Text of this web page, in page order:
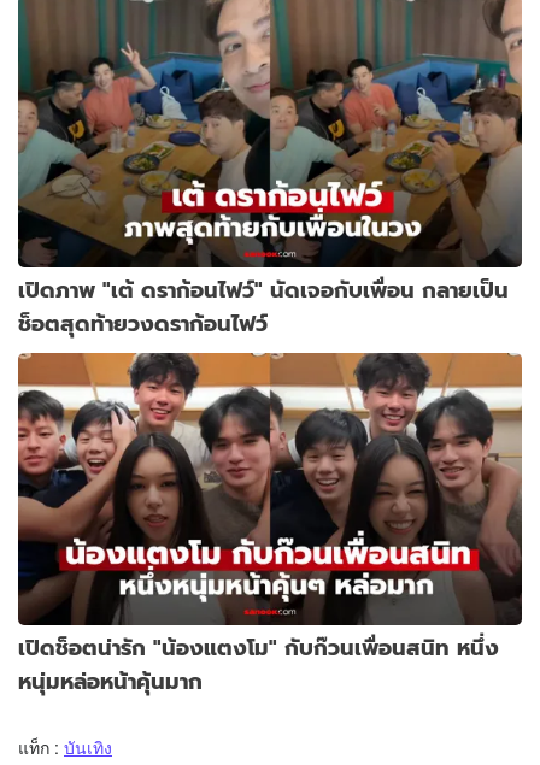
เปิดภาพ "เต้ ดราก้อนไฟว์" นัดเจอกับเพื่อน กลายเป็น
ช็อตสุดท้ายวงดราก้อนไฟว์
เปิดช็อตน่ารัก "น้องแตงโม" กับก๊วนเพื่อนสนิท หนึ่ง
หนุ่มหล่อหน้าคุ้นมาก
แท็ก : บันเทิง